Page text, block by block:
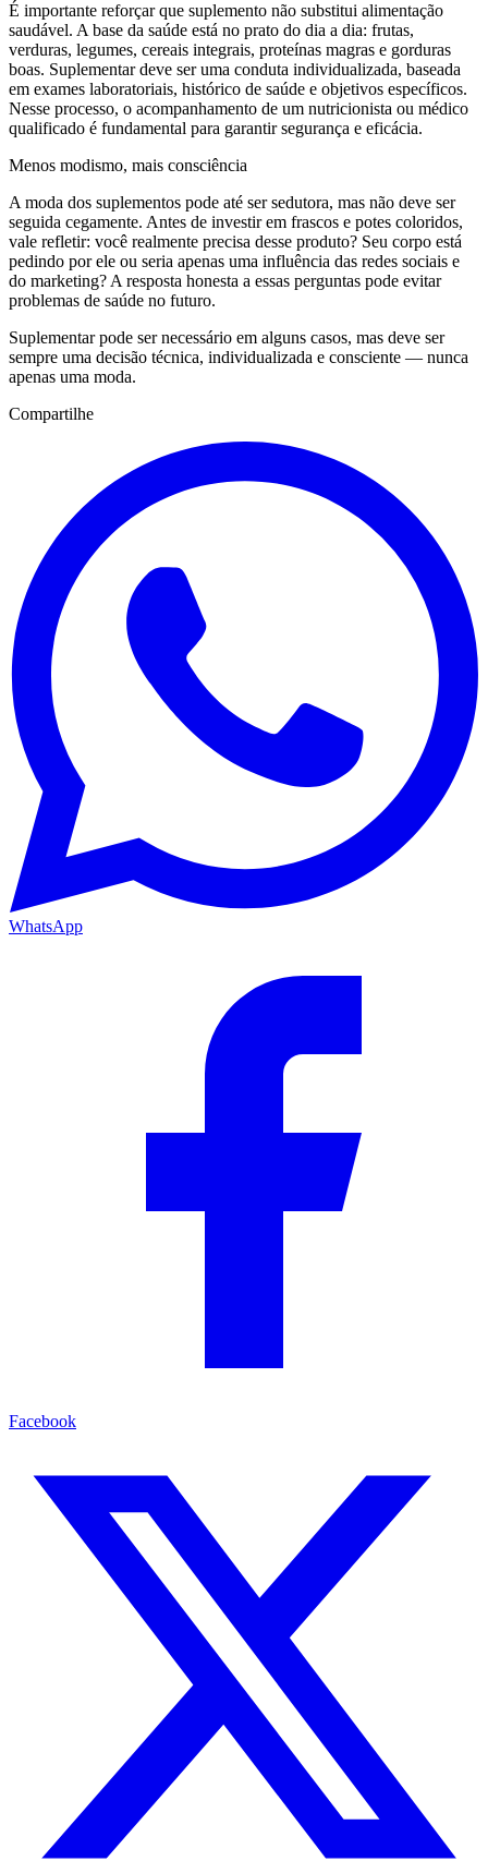
É importante reforçar que suplemento não substitui alimentação
saudável. A base da saúde está no prato do dia a dia: frutas,
verduras, legumes, cereais integrais, proteínas magras e gorduras
boas. Suplementar deve ser uma conduta individualizada, baseada
em exames laboratoriais, histórico de saúde e objetivos específicos.
Nesse processo, o acompanhamento de um nutricionista ou médico
qualificado é fundamental para garantir segurança e eficácia.
Menos modismo, mais consciência
A moda dos suplementos pode até ser sedutora, mas não deve ser
seguida cegamente. Antes de investir em frascos e potes coloridos,
vale refletir: você realmente precisa desse produto? Seu corpo está
pedindo por ele ou seria apenas uma influência das redes sociais e
do marketing? A resposta honesta a essas perguntas pode evitar
problemas de saúde no futuro.
Suplementar pode ser necessário em alguns casos, mas deve ser
sempre uma decisão técnica, individualizada e consciente — nunca
apenas uma moda.
Compartilhe
WhatsApp
Facebook